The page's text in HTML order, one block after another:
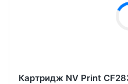
Картридж NV Print